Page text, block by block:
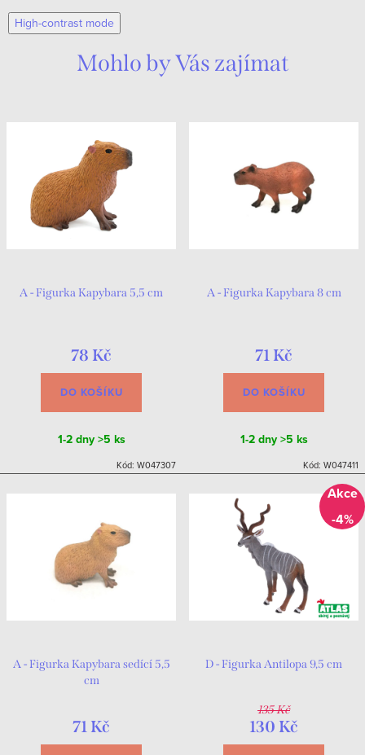
High-contrast mode
Mohlo by Vás zajímat
A - Figurka Kapybara 5,5 cm
78 Kč
DO KOŠÍKU
1-2 dny >5 ks
Kód: W047307
A - Figurka Kapybara 8 cm
71 Kč
DO KOŠÍKU
1-2 dny >5 ks
Kód: W047411
A - Figurka Kapybara sedící 5,5
cm
71 Kč
-4%
D - Figurka Antilopa 9,5 cm
135 Kč
130 Kč